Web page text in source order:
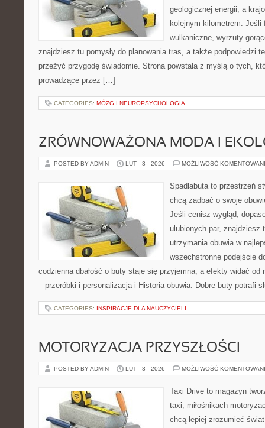
geologicznej energii, a
kolejnym kilometrem.
wulkaniczne, wyrzuty
znajdziesz tu pomysły do planowania tras, a także podpowiedzi
przeżyć przygodę świadomie. Strona powstała z myślą o tych,
prowadzące przez […]
CATEGORIES: MÓZG I NEUROPSYCHOLOGIA
ZRÓWNOWAŻONA MODA I
POSTED BY ADMIN LUT - 3 - 2026 MOŻLIWOŚĆ
Spadlabuta to przestrzeń
chcą zadbać o swoje
Jeśli cenisz wygląd,
ulubionych par, znajdziesz
utrzymania obuwia w
wszechstronne podejście
codzienna dbałość o buty staje się przyjemna, a efekty widać od
– przeróbki i personalizacja i Historia obuwia. Dobre buty potrafi
CATEGORIES: INSPIRACJE DLA NAUCZYCIELI
MOTORYZACJA PRZYSZŁOŚCI
POSTED BY ADMIN LUT - 3 - 2026 MOŻLIWOŚĆ
Taxi Drive to magazyn
taxi, miłośnikach
chcą lepiej zrozumieć